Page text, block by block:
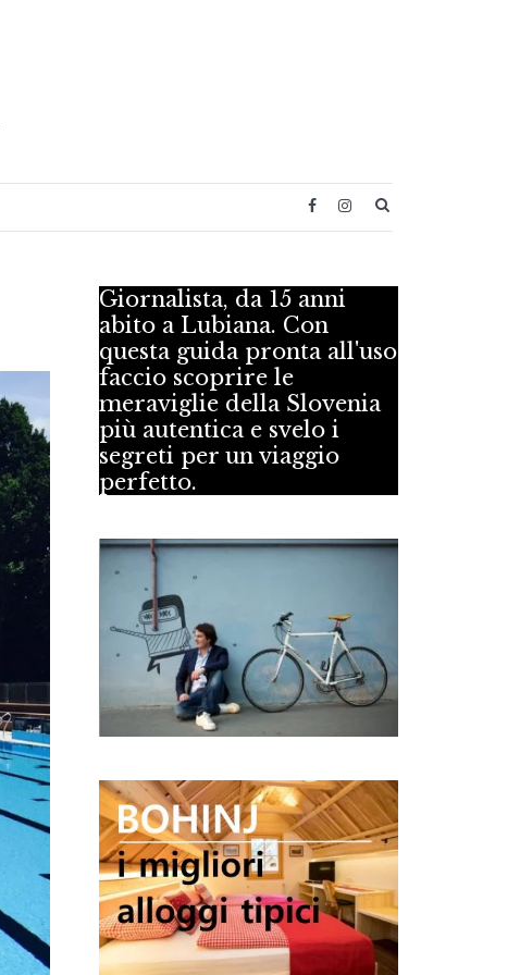
Giornalista, da 15 anni
abito a Lubiana. Con
questa guida pronta all'uso
faccio scoprire le
meraviglie della Slovenia
più autentica e svelo i
segreti per un viaggio
perfetto.